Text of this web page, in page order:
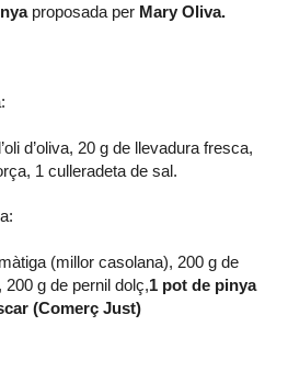
proposada per Mary Oliva.
d’oliva, 20 g de llevadura fresca,
1 culleradeta de sal.
(millor casolana), 200 g de
g de pernil dolç,1 pot de pinya
(Comerç Just)